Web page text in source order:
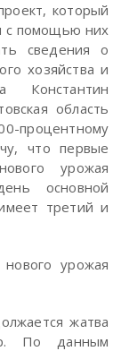
который
с помощью них
сведения о
хозяйства и
Константин
область
процентному
что первые
урожая
основной
третий и
урожая
жатва
По данным